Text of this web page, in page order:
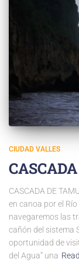
CIUDAD VALLES
CASCADA DE
en canoa por el
navegaremos las
cañón del sistema
oportunidad de
del Agua” una